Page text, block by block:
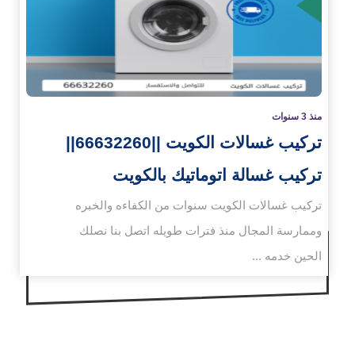
منذ 3 سنوات
تركيب غسالات الكويت ||66632260||
تركيب غسالة اتوماتيك بالكويت
تركيب غسالات الكويت سنوات من الكفاءه والخبره
وممارسة المجال منذ فترات طويله اتصل بنا نصلك
الحين خدمه ...